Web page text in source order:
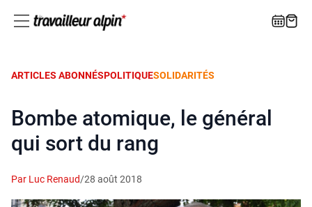
ARTICLES ABONNÉSPOLITIQUESOLIDARITÉS
Bombe atomique, le général
qui sort du rang
Par Luc Renaud/28 août 2018